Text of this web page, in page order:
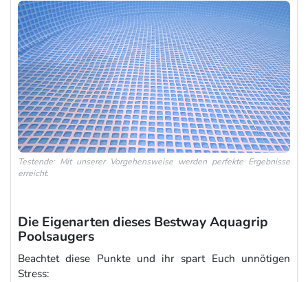
Testende: Mit unserer Vorgehensweise werden perfekte Ergebnisse
erreicht.
Die Eigenarten dieses Bestway Aquagrip
Poolsaugers
Beachtet diese Punkte und ihr spart Euch unnötigen
Stress: